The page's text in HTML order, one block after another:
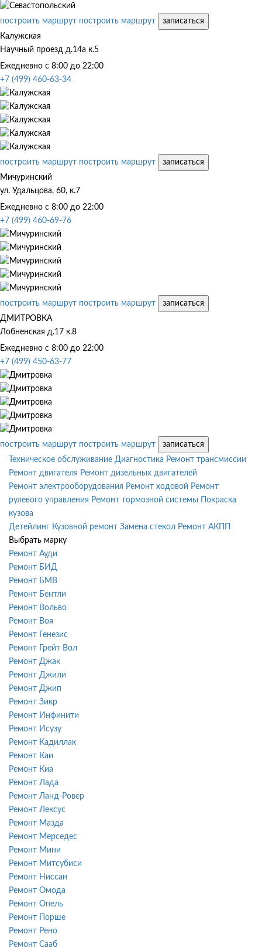
построить маршрут построить маршрут
записаться
Калужская
Научный проезд д.14а к.5
Ежедневно с 8:00 до 22:00
+7 (499) 460-63-34
построить маршрут построить маршрут
записаться
Мичуринский
ул. Удальцова, 60, к.7
Ежедневно с 8:00 до 22:00
+7 (499) 460-69-76
построить маршрут построить маршрут
записаться
ДМИТРОВКА
Лобненская д.17 к.8
Ежедневно с 8:00 до 22:00
+7 (499) 450-63-77
построить маршрут построить маршрут
записаться
Техническое обслуживание Диагностика Ремонт трансмиссии
Ремонт двигателя Ремонт дизельных двигателей
Ремонт электрооборудования Ремонт ходовой Ремонт
рулевого управления Ремонт тормозной системы
Покраска
кузова
Детейлинг Кузовной ремонт Замена стекол Ремонт АКПП
Выбрать марку
Ремонт Ауди
Ремонт БИД
Ремонт БМВ
Ремонт Бентли
Ремонт Вольво
Ремонт Воя
Ремонт Генезис
Ремонт Грейт Вол
Ремонт Джак
Ремонт Джили
Ремонт Джип
Ремонт Зикр
Ремонт Инфинити
Ремонт Исузу
Ремонт Кадиллак
Ремонт Каи
Ремонт Киа
Ремонт Лада
Ремонт Ланд-Ровер
Ремонт Лексус
Ремонт Мазда
Ремонт Мерседес
Ремонт Мини
Ремонт Митсубиси
Ремонт Ниссан
Ремонт Омода
Ремонт Опель
Ремонт Порше
Ремонт Рено
Ремонт Сааб